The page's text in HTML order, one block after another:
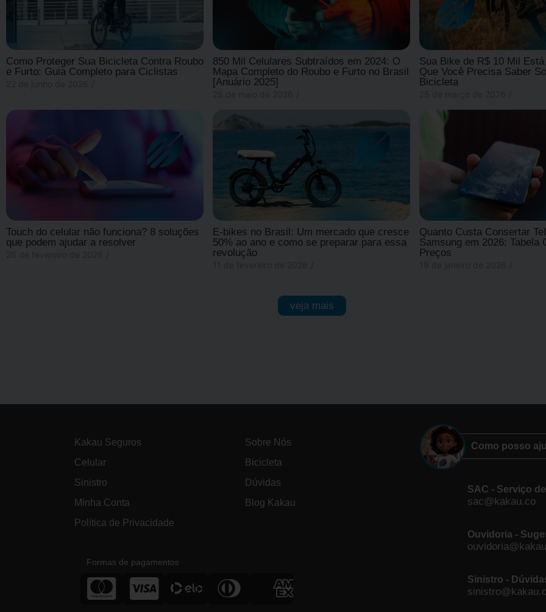
Como Proteger Sua Bicicleta Contra Roubo
e Furto: Guia Completo para Ciclistas
850 Mil Celulares Subtraídos em 2024: O
Mapa Completo do Roubo e Furto no Brasil
[Anuário 2025]
Sua Bike de R$ 10 Mil
Que Você Precisa Saber
Bicicleta
Touch do celular não funciona? 8 soluções
que podem ajudar a resolver
E-bikes no Brasil: Um mercado que cresce
50% ao ano e como se preparar para essa
revolução
Quanto Custa Consertar
Samsung em 2026: Tabela
Preços
veja mais
Kakau Seguros
Celular
Sinistro
Minha Conta
Política de Privacidade
Sobre Nós
Bicicleta
Dúvidas
Blog Kakau
Formas de pagamentos
Como posso
SAC - Serviço
sac@kakau.co
Ouvidoria -
Sinistro -